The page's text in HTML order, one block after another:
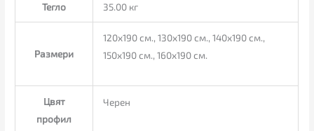
Тегло 35.00 кг
Размери
120х190 см., 130х190 см., 140х190 см.,
150х190 см., 160х190 см.
Цвят
профил
Черен